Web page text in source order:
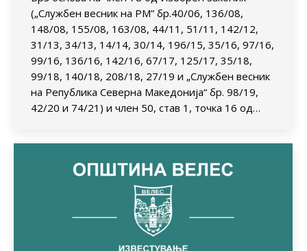
(„Службен весник на РМ” бр.40/06, 136/08,
148/08, 155/08, 163/08, 44/11, 51/11, 142/12,
31/13, 34/13, 14/14, 30/14, 196/15, 35/16, 97/16,
99/16, 136/16, 142/16, 67/17, 125/17, 35/18,
99/18, 140/18, 208/18, 27/19 и „Службен весник
на Република Северна Македонија“ бр. 98/19,
42/20 и 74/21) и член 50, став 1, точка 16 од…